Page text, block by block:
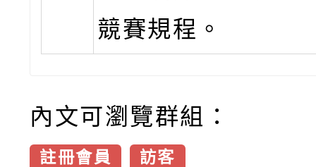
競賽規程。
內文可瀏覽群組：
註冊會員 訪客